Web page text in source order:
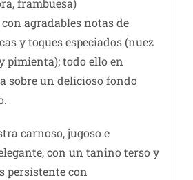
frambuesa)
agradables notas de
y toques especiados (nuez
pimienta); todo ello en
sobre un delicioso fondo
carnoso, jugoso e
con un tanino terso y
persistente con